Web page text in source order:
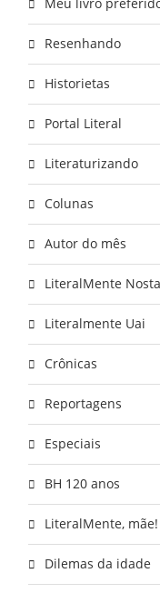
Resenhando
Historietas
Portal Literal
Literaturizando
Colunas
Autor do mês
LiteralMente
Literalmente Uai
Crônicas
Reportagens
Especiais
BH 120 anos
LiteralMente, mãe!
Dilemas da idade